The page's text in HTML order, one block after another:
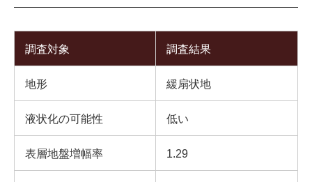
調査対象 調査結果
地形 緩扇状地
液状化の可能性 低い
表層地盤増幅率 1.29